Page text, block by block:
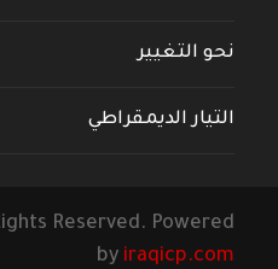
نحو التغيير
التيار الديمقراطي
Reserved. Powered
by iraqicp.com